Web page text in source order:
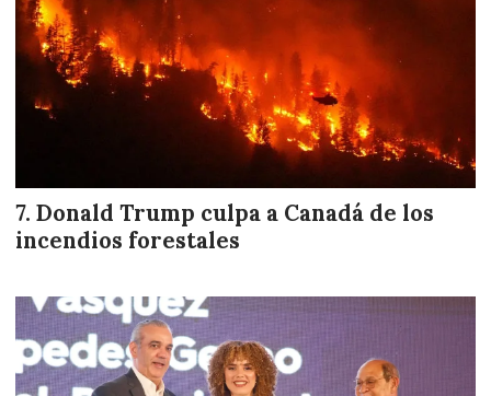
Donald Trump culpa a Canadá de los
incendios forestales